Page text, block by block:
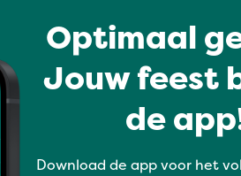
Optimaal
Jouw feest
de
Download de app voor het